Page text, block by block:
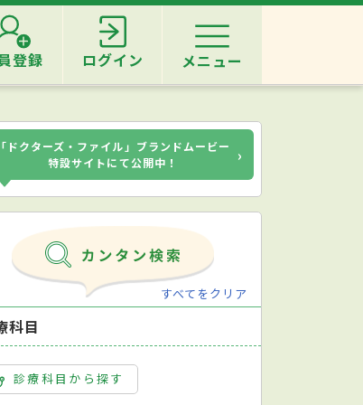
登録 ログイン メニュー
「ドクターズ・ファイル」ブランドムービー
特設サイトにて公開中！
›
すべてをクリア
科目
診療科目から探す